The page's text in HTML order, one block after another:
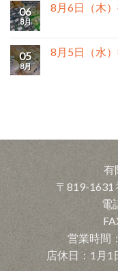
06
8月
8月6日（木）
05
8月
8月5日（水）
有
〒819-1631
電
営業時間
店休日：1月